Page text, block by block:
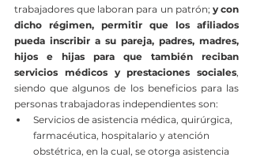
trabajadores que laboran para un patrón; y con
dicho régimen, permitir que los afiliados
pueda inscribir a su pareja, padres, madres,
hijos e hijas para que también reciban
servicios médicos y prestaciones sociales,
siendo que algunos de los beneficios para las
personas trabajadoras independientes son:
Servicios de asistencia médica, quirúrgica,
farmacéutica, hospitalario y atención
obstétrica, en la cual, se otorga asistencia